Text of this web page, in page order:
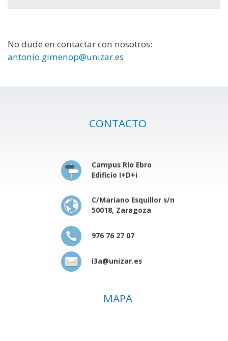
No dude en contactar con nosotros:
antonio.gimenop@unizar.es
CONTACTO
Campus Río Ebro
Edificio I+D+i
C/Mariano Esquillor s/n
50018, Zaragoza
976 76 27 07
i3a@unizar.es
MAPA